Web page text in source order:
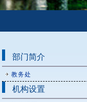
部门简介
教务处
机构设置